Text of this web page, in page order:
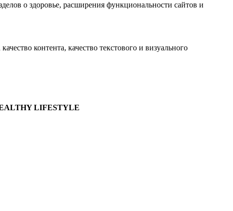
о здоровье, расширения функциональности сайтов и
контента, качество текстового и визуального
LIFESTYLE